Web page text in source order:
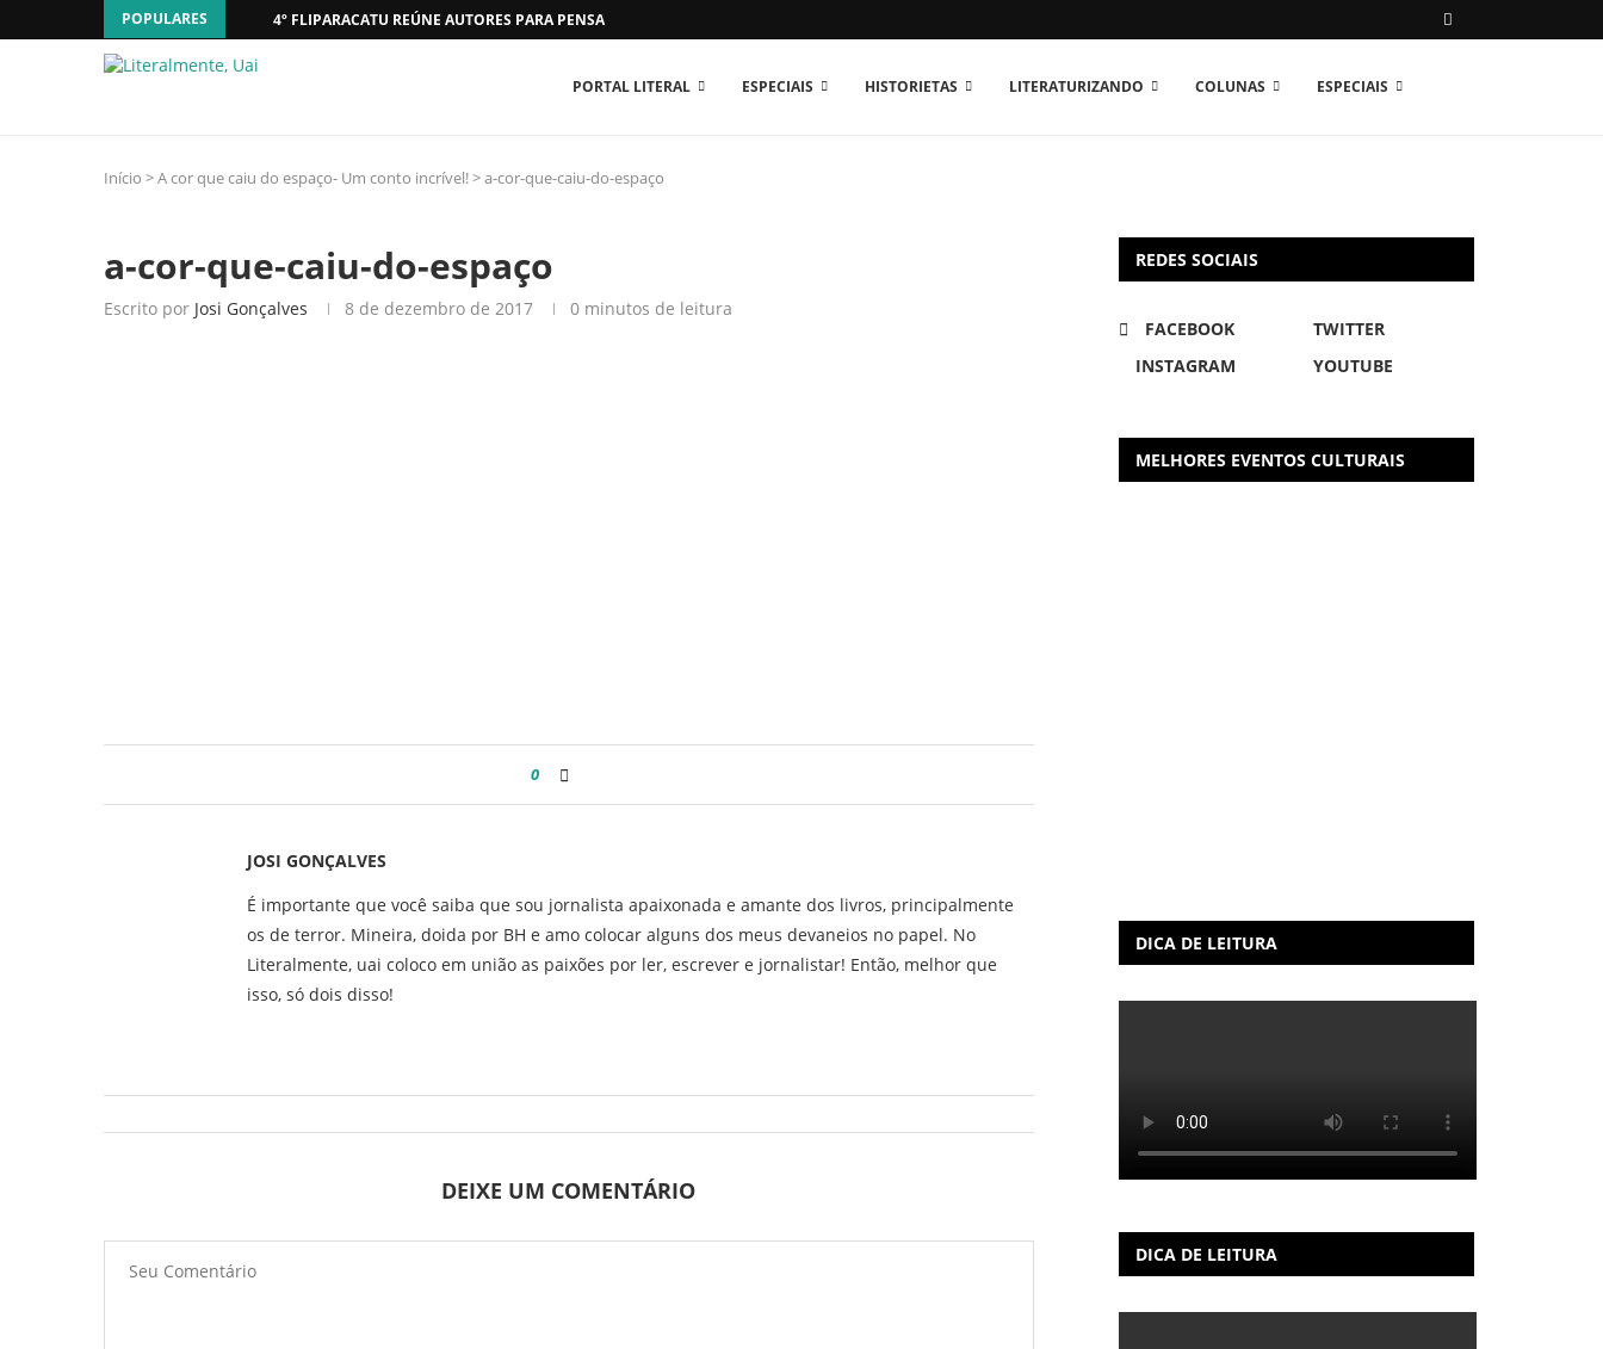
POPULARES 4º FLIPARACATU REÚNE AUTORES PARA PENSAR O MUNDO...
PORTAL LITERAL ESPECIAIS HISTORIETAS LITERATURIZANDO COLUNAS ESPECIAIS
Início >A cor que caiu do espaço- Um conto incrível!>a-cor-que-caiu-do-espaço
a-cor-que-caiu-do-espaço
Escrito por Josi Gonçalves 8 de dezembro de 2017 0 minutos de leitura
0
JOSI GONÇALVES
É importante que você saiba que sou jornalista apaixonada e amante dos livros, principalmente
os de terror. Mineira, doida por BH e amo colocar alguns dos meus devaneios no papel. No
Literalmente, uai coloco em união as paixões por ler, escrever e jornalistar! Então, melhor que
isso, só dois disso!
DEIXE UM COMENTÁRIO
REDES SOCIAIS
FACEBOOK
TWITTER
INSTAGRAM
YOUTUBE
MELHORES EVENTOS CULTURAIS
DICA DE LEITURA
DICA DE LEITURA